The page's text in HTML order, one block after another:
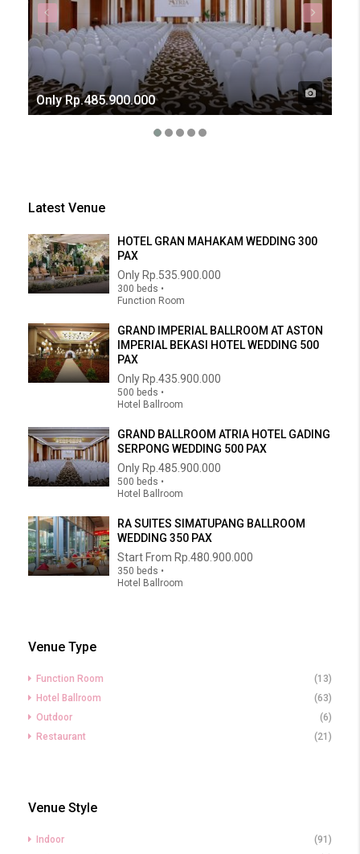
OnlyRp.485.900.000
Latest Venue
HOTEL GRAN MAHAKAM WEDDING 300
PAX
Only Rp.535.900.000
300 beds •
Function Room
GRAND IMPERIAL BALLROOM AT ASTON
IMPERIAL BEKASI HOTEL WEDDING 500
PAX
Only Rp.435.900.000
500 beds •
Hotel Ballroom
GRAND BALLROOM ATRIA HOTEL GADING
SERPONG WEDDING 500 PAX
Only Rp.485.900.000
500 beds •
Hotel Ballroom
RA SUITES SIMATUPANG BALLROOM
WEDDING 350 PAX
Start From Rp.480.900.000
350 beds •
Hotel Ballroom
Venue Type
Function Room
(13)
Hotel Ballroom
(63)
Outdoor
(6)
Restaurant
(21)
Venue Style
Indoor
(91)